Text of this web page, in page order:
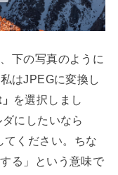
下の写真のように
はJPEGに変換し
を選択しまし
にしたいなら
てください。ちな
る」という意味で